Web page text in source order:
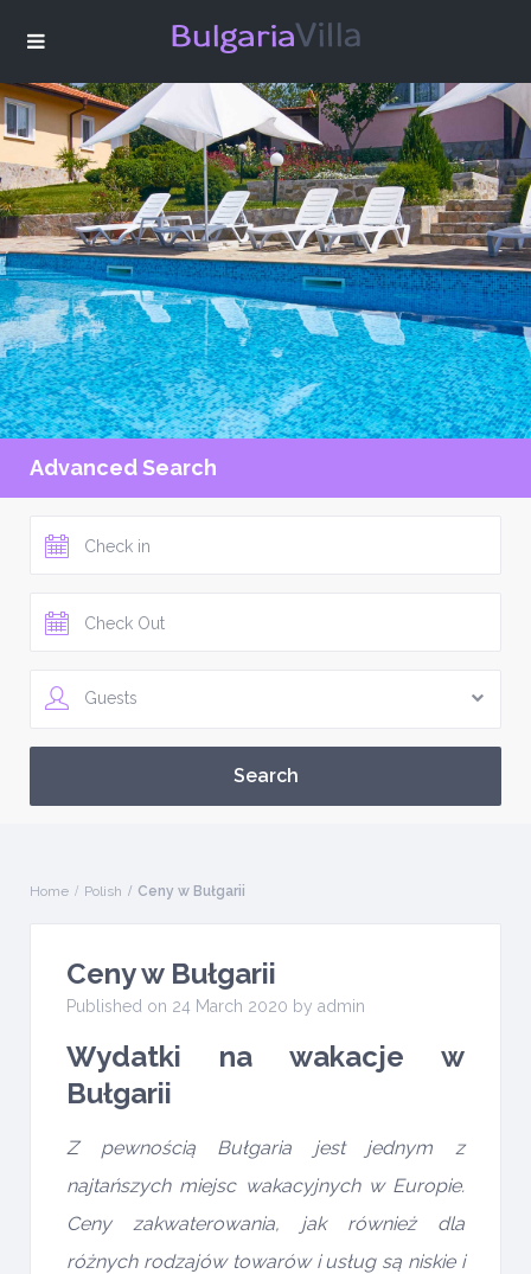
Advanced Search
Guests
Home Polish Ceny w Bułgarii
Ceny w Bułgarii
Published on 24 March 2020 by admin
Wydatki na wakacje w
Bułgarii
Z pewnością Bułgaria jest jednym z
najtańszych miejsc wakacyjnych w Europie.
Ceny zakwaterowania, jak również dla
różnych rodzajów towarów i usług są niskie i